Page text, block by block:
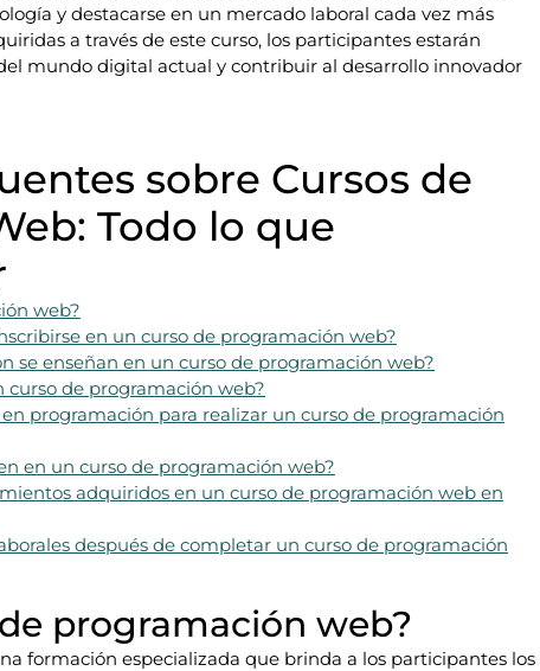
y destacarse en un mercado laboral cada vez más
a través de este curso, los participantes estarán
mundo digital actual y contribuir al desarrollo innovador
sobre Cursos de
Todo lo que
web?
en un curso de programación web?
se enseñan en un curso de programación web?
curso de programación web?
programación para realizar un curso de programación
en un curso de programación web?
adquiridos en un curso de programación web en
después de completar un curso de programación
programación web?
formación especializada que brinda a los participantes los